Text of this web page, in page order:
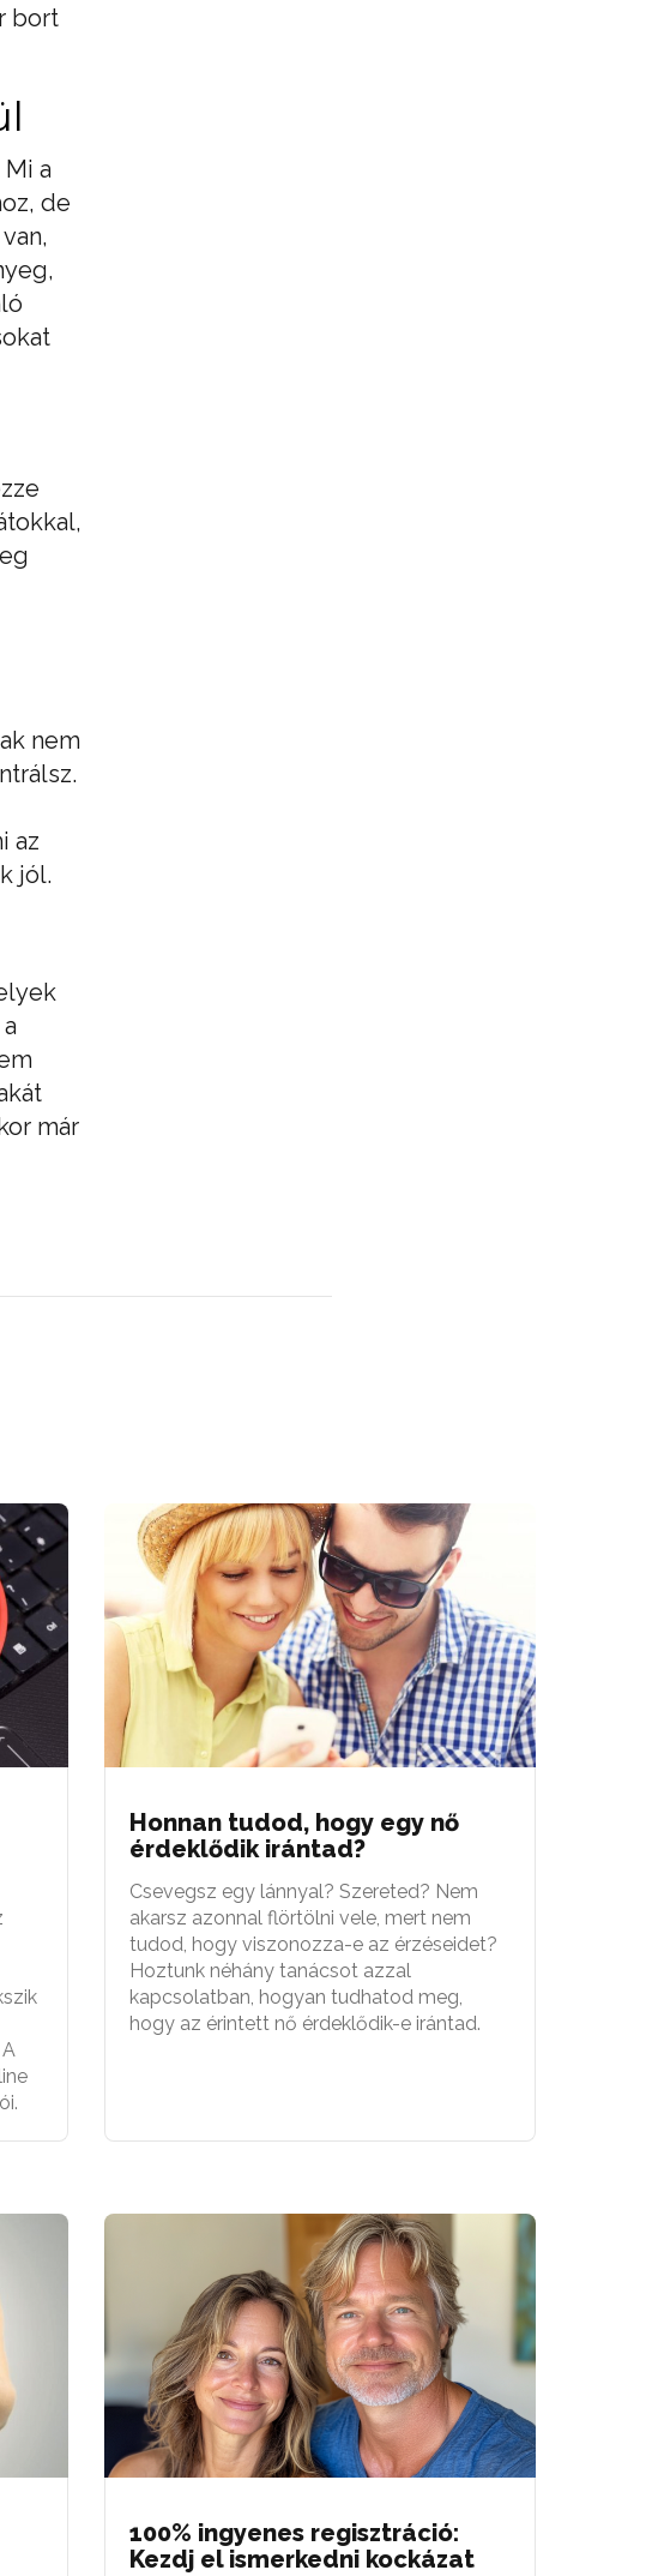
bort
a
de
nem
az
jól.
már
Honnan tudod, hogy egy nő
érdeklődik irántad?
Csevegsz egy lánnyal? Szereted? Nem
akarsz azonnal flörtölni vele, mert nem
tudod, hogy viszonozza-e az érzéseidet?
Hoztunk néhány tanácsot azzal
kapcsolatban, hogyan tudhatod meg,
hogy az érintett nő érdeklődik-e irántad.
100% ingyenes regisztráció:
Kezdj el ismerkedni kockázat